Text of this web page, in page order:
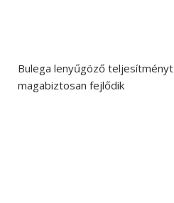
Bulega lenyűgöző
magabiztosan fejlődik